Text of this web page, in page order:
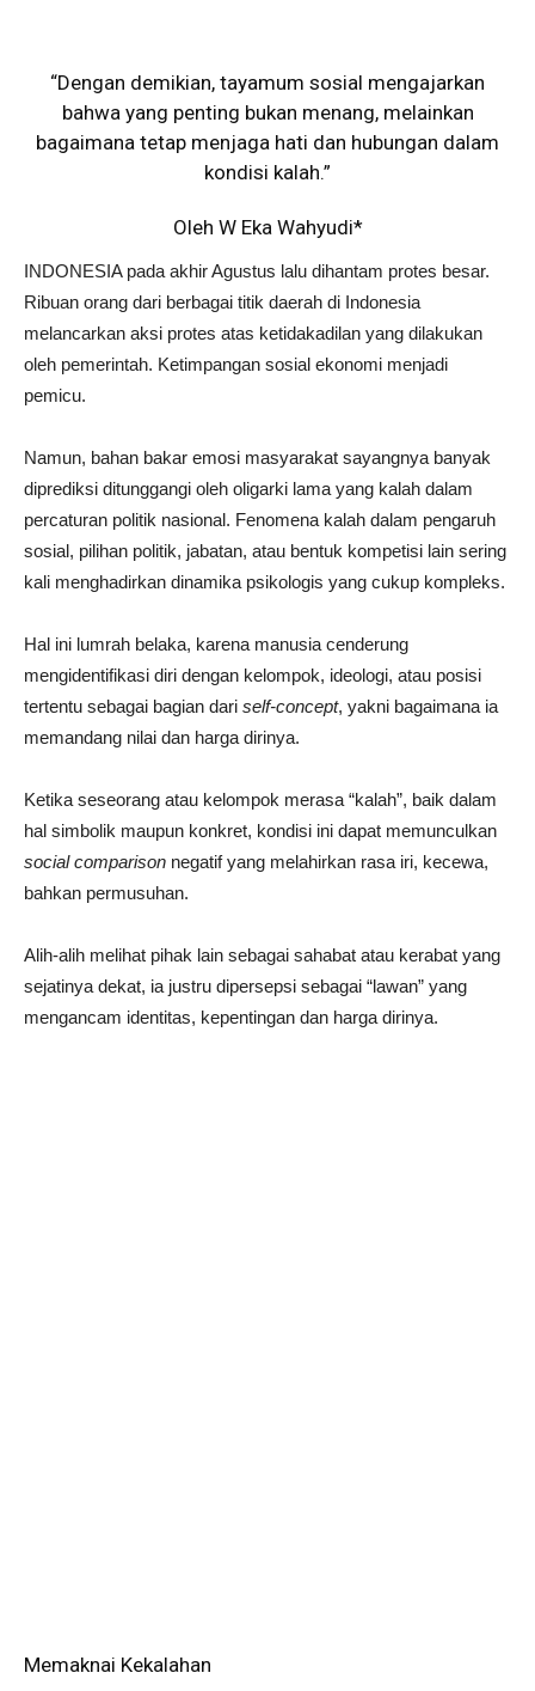
“Dengan demikian, tayamum sosial mengajarkan
bahwa yang penting bukan menang, melainkan
bagaimana tetap menjaga hati dan hubungan dalam
kondisi kalah.”
Oleh W Eka Wahyudi*
INDONESIA pada akhir Agustus lalu dihantam protes besar.
Ribuan orang dari berbagai titik daerah di Indonesia
melancarkan aksi protes atas ketidakadilan yang dilakukan
oleh pemerintah. Ketimpangan sosial ekonomi menjadi
pemicu.
Namun, bahan bakar emosi masyarakat sayangnya banyak
diprediksi ditunggangi oleh oligarki lama yang kalah dalam
percaturan politik nasional. Fenomena kalah dalam pengaruh
sosial, pilihan politik, jabatan, atau bentuk kompetisi lain sering
kali menghadirkan dinamika psikologis yang cukup kompleks.
Hal ini lumrah belaka, karena manusia cenderung
mengidentifikasi diri dengan kelompok, ideologi, atau posisi
tertentu sebagai bagian dari self-concept, yakni bagaimana ia
memandang nilai dan harga dirinya.
Ketika seseorang atau kelompok merasa “kalah”, baik dalam
hal simbolik maupun konkret, kondisi ini dapat memunculkan
social comparison negatif yang melahirkan rasa iri, kecewa,
bahkan permusuhan.
Alih-alih melihat pihak lain sebagai sahabat atau kerabat yang
sejatinya dekat, ia justru dipersepsi sebagai “lawan” yang
mengancam identitas, kepentingan dan harga dirinya.
Memaknai Kekalahan